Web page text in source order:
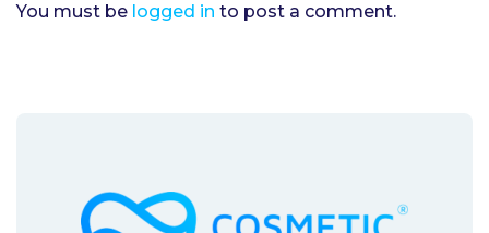
You must be logged in to post a comment.